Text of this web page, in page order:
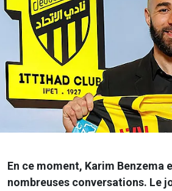
En ce moment, Karim Benzema
nombreuses conversations. Le